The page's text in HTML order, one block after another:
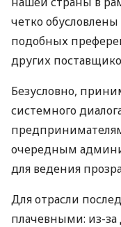
четко
подобных
других
Безусловно,
системного
очередным
для ведения
Для отрасли
плачевными: из-